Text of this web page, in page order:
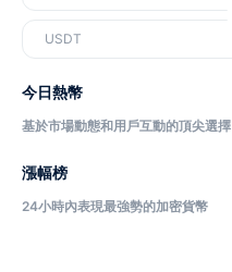
USDT
今日熱幣
基於市場動態和用戶互動的頂尖選擇
漲幅榜
24小時內表現最強勢的加密貨幣